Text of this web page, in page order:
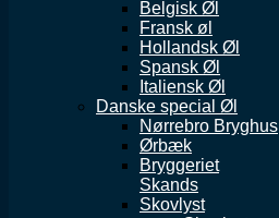
Belgisk Øl
Fransk øl
Hollandsk Øl
Spansk Øl
Italiensk Øl
Danske special Øl
Nørrebro Bryghus
Ørbæk
Bryggeriet
Skands
Skovlyst